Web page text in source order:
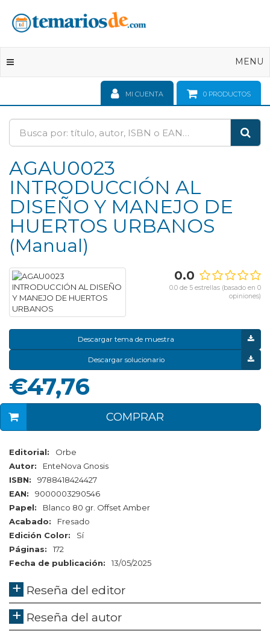
MENU
0 PRODUCTOS
MI CUENTA
AGAU0023
INTRODUCCIÓN AL
DISEÑO Y MANEJO DE
HUERTOS URBANOS
Manual
0.0
0.0 de 5 estrellas (basado en 0
opiniones)
Descargar tema de muestra
Descargar solucionario
€47,76
COMPRAR
Editorial:
Orbe
Autor:
EnteNova Gnosis
ISBN:
9788418424427
EAN:
9000003290546
Papel:
Blanco 80 gr. Offset Amber
Acabado:
Fresado
Edición Color:
Sí
Páginas:
172
Fecha de publicación:
13/05/2025
Reseña del editor
Reseña del autor